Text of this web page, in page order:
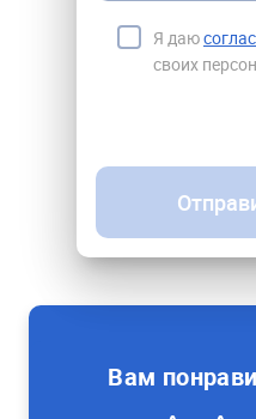
Я даю
своих
Вам